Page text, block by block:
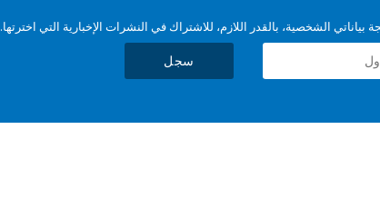
الشخصية، بالقدر اللازم، للاشتراك في النشرات الإخبارية التي اخترتها.
سجل